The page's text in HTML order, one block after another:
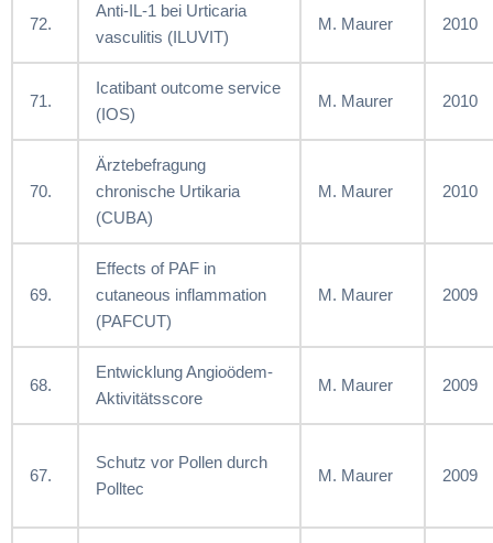
72.
Anti-IL-1 bei Urticaria
vasculitis (ILUVIT)
M. Maurer 2010
71.
Icatibant outcome service
(IOS)
M. Maurer 2010
70.
Ärztebefragung
chronische Urtikaria
(CUBA)
M. Maurer 2010
69.
Effects of PAF in
cutaneous inflammation
(PAFCUT)
M. Maurer 2009
68.
Entwicklung Angioödem-
Aktivitätsscore
M. Maurer 2009
67.
Schutz vor Pollen durch
Polltec
M. Maurer 2009